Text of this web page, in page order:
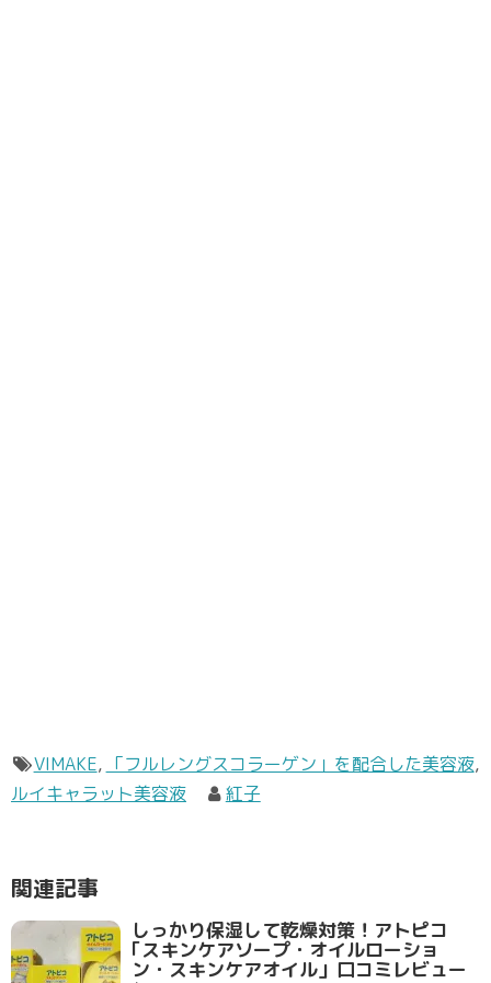
VIMAKE, 「フルレングスコラーゲン」を配合した美容液,
ルイキャラット美容液
紅子
関連記事
しっかり保湿して乾燥対策！アトピコ
｢スキンケアソープ・オイルローショ
ン・スキンケアオイル」口コミレビュー